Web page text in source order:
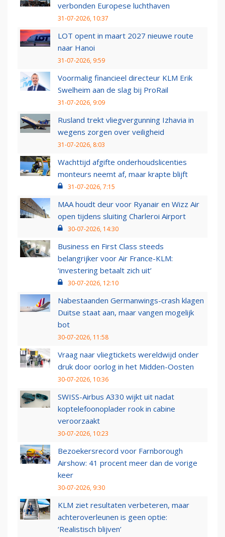
verbonden Europese luchthaven
31-07-2026, 10:37
LOT opent in maart 2027 nieuwe route
naar Hanoi
31-07-2026, 9:59
Voormalig financieel directeur KLM Erik
Swelheim aan de slag bij ProRail
31-07-2026, 9:09
Rusland trekt vliegvergunning Izhavia in
wegens zorgen over veiligheid
31-07-2026, 8:03
Wachttijd afgifte onderhoudslicenties
monteurs neemt af, maar krapte blijft
31-07-2026, 7:15
MAA houdt deur voor Ryanair en Wizz Air
open tijdens sluiting Charleroi Airport
30-07-2026, 14:30
Business en First Class steeds
belangrijker voor Air France-KLM:
‘investering betaalt zich uit’
30-07-2026, 12:10
Nabestaanden Germanwings-crash klagen
Duitse staat aan, maar vangen mogelijk
bot
30-07-2026, 11:58
Vraag naar vliegtickets wereldwijd onder
druk door oorlog in het Midden-Oosten
30-07-2026, 10:36
SWISS-Airbus A330 wijkt uit nadat
koptelefoonoplader rook in cabine
veroorzaakt
30-07-2026, 10:23
Bezoekersrecord voor Farnborough
Airshow: 41 procent meer dan de vorige
keer
30-07-2026, 9:30
KLM ziet resultaten verbeteren, maar
achteroverleunen is geen optie:
‘Realistisch blijven’